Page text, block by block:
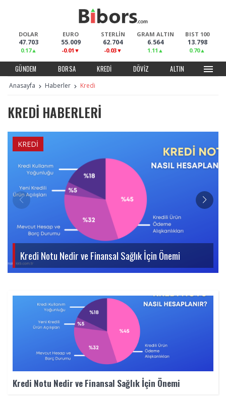
DOLAR
47.703
0.17
EURO
55.009
-0.01
STERLİN
62.704
-0.03
GRAM ALTIN
6.564
1.11
BIST 100
13.798
0.70
GÜNDEM BORSA KREDI DÖVIZ ALTIN menu
Anasayfa Haberler Kredi
KREDI HABERLERI
Kredi Notu Nedir ve Finansal Sağlık İçin Önemi
KREDI
Kredi Notu Nedir ve Finansal Sağlık İçin Önemi